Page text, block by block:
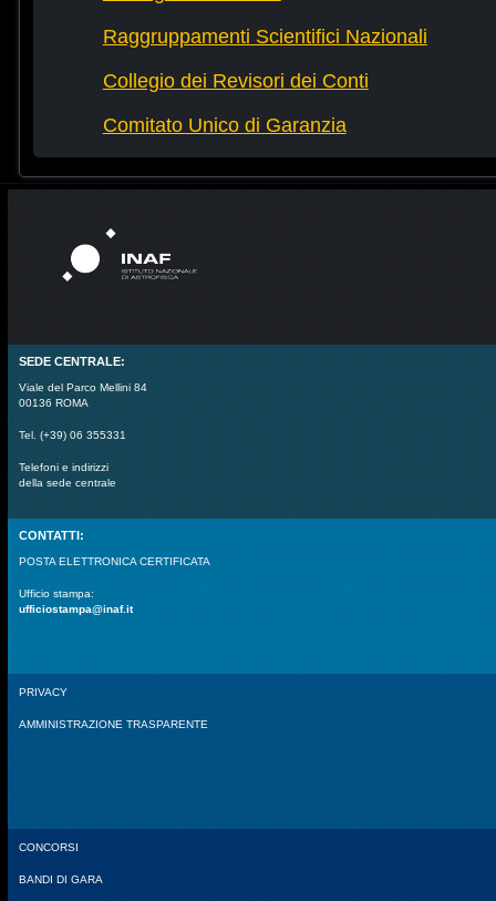
Raggruppamenti Scientifici Nazionali
Collegio dei Revisori dei Conti
Comitato Unico di Garanzia
SEDE CENTRALE:
Viale del Parco Mellini 84
00136 ROMA
Tel. (+39) 06 355331
Telefoni e indirizzi
della sede centrale
CONTATTI:
POSTA ELETTRONICA CERTIFICATA
Ufficio stampa:
ufficiostampa@inaf.it
PRIVACY
AMMINISTRAZIONE TRASPARENTE
CONCORSI
BANDI DI GARA